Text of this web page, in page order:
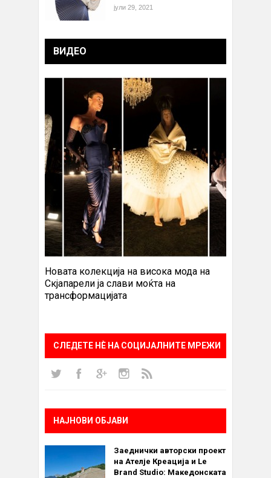
јули 29, 2021
ВИДЕО
Новата колекција на висока мода на
Скјапарели ја слави моќта на
трансформацијата
СЛЕДЕТЕ НÈ НА СОЦИЈАЛНИТЕ МРЕЖИ
НАЈНОВИ ОБЈАВИ
Заеднички авторски проект
на Ателје Креација и Le
Brand Studio: Македонската